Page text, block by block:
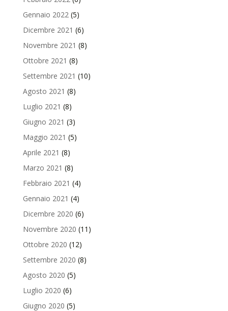
Gennaio 2022 (5)
Dicembre 2021 (6)
Novembre 2021 (8)
Ottobre 2021 (8)
Settembre 2021 (10)
Agosto 2021 (8)
Luglio 2021 (8)
Giugno 2021 (3)
Maggio 2021 (5)
Aprile 2021 (8)
Marzo 2021 (8)
Febbraio 2021 (4)
Gennaio 2021 (4)
Dicembre 2020 (6)
Novembre 2020 (11)
Ottobre 2020 (12)
Settembre 2020 (8)
Agosto 2020 (5)
Luglio 2020 (6)
Giugno 2020 (5)